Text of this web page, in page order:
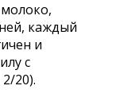
каждый
и
с
20).